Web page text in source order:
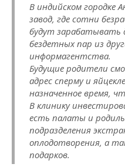
В индийском городке
завод, где сотни
будут зарабатывать
бездетных пар из
информагентства.
Будущие родители
адрес сперму и
назначенное время,
В клинику
есть палаты и
подразделения
оплодотворения, а
подарков.